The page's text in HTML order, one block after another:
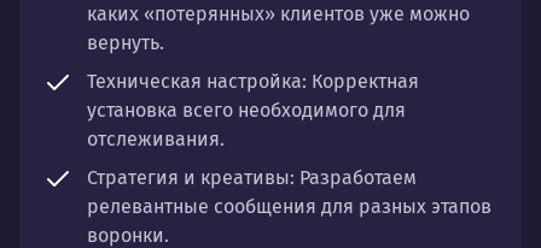
каких «потерянных» клиентов уже можно
вернуть.
Техническая настройка: Корректная
установка всего необходимого для
отслеживания.
Стратегия и креативы: Разработаем
релевантные сообщения для разных этапов
воронки.